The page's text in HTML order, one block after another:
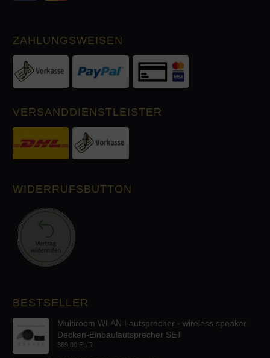
ZAHLUNGSWEISEN
VERSANDDIENSTLEISTER
WIDERRUFSBUTTON
BESTSELLER
Multiroom WLAN Lautsprecher - wireless speaker
Decken-Einbaulautsprecher SET
369,00 EUR